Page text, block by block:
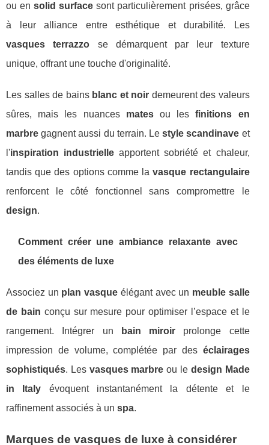
ou ensolid surface sont particulièrement prisées, grâce
à leur alliance entre esthétique et durabilité. Les
vasques terrazzo se démarquent par leur texture
unique, offrant une touche d'originalité.
Les salles de bains blanc et noir demeurent des valeurs
sûres, mais les nuances matesou lesfinitions en
marbre gagnent aussi du terrain. Lestyle scandinave et
l'inspiration industrielle apportent sobriété et chaleur,
tandis que des options comme lavasque rectangulaire
renforcent le côté fonctionnel sans compromettre le
design.
Comment créer une ambiance relaxante avec
des éléments de luxe
Associez un plan vasque élégant avec un meuble salle
de bain conçu sur mesure pour optimiser l’espace et le
rangement. Intégrer un
bain miroir prolonge cette
impression de volume, complétée par des éclairages
sophistiqués. Les vasques marbre ou le design Made
in Italy évoquent instantanément la détente et le
raffinement associés à un spa.
Marques de vasques de luxe à considérer